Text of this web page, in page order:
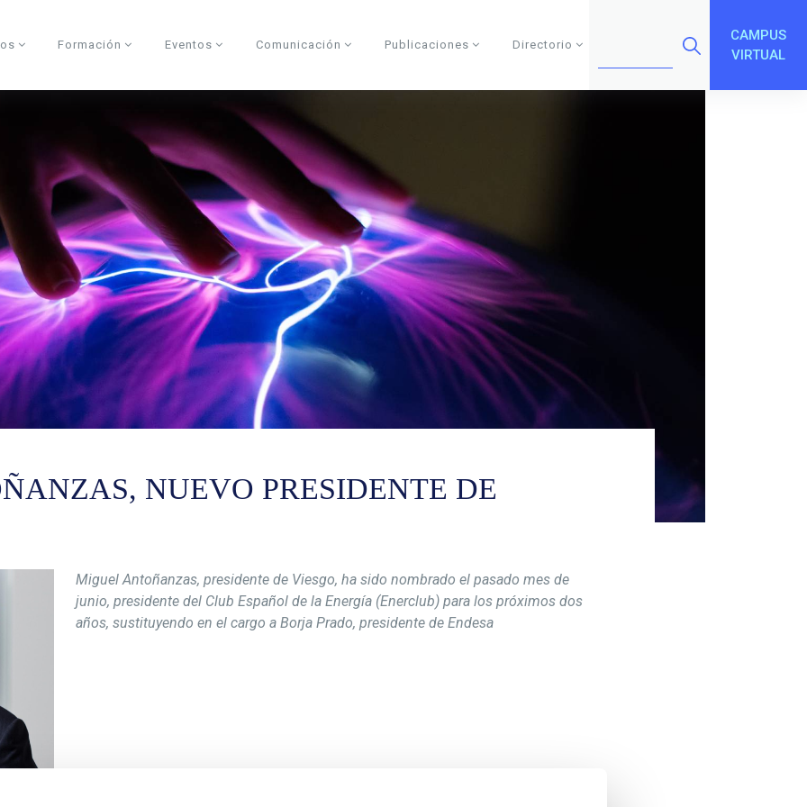
Formación Eventos Comunicación Publicaciones Directorio
CAMPUS
VIRTUAL
NUEVO PRESIDENTE DE
Miguel Antoñanzas, presidente de Viesgo, ha sido nombrado el pasado mes de
junio, presidente del Club Español de la Energía (Enerclub) para los próximos dos
años, sustituyendo en el cargo a Borja Prado, presidente de Endesa